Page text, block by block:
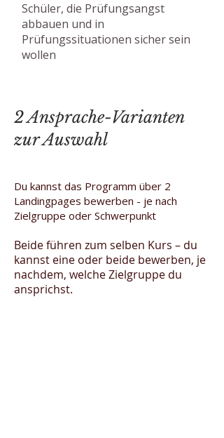
Schüler, die Prüfungsangst
abbauen und in
Prüfungssituationen sicher sein
wollen
2 Ansprache-Varianten
zur Auswahl
Du kannst das Programm über 2
Landingpages bewerben - je nach
Zielgruppe oder Schwerpunkt
Beide führen zum selben Kurs – du
kannst eine oder beide bewerben, je
nachdem, welche Zielgruppe du
ansprichst.